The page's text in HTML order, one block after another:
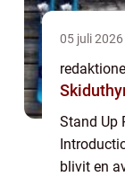
05 juli 2026
redaktionel
Stand Up
blivit en